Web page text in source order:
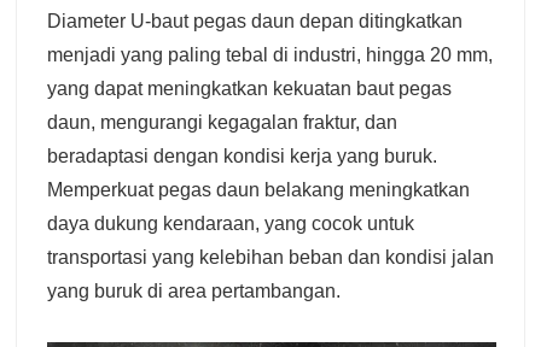
Diameter U-baut pegas daun depan ditingkatkan
menjadi yang paling tebal di industri, hingga 20 mm,
yang dapat meningkatkan kekuatan baut pegas
daun, mengurangi kegagalan fraktur, dan
beradaptasi dengan kondisi kerja yang buruk.
Memperkuat pegas daun belakang meningkatkan
daya dukung kendaraan, yang cocok untuk
transportasi yang kelebihan beban dan kondisi jalan
yang buruk di area pertambangan.